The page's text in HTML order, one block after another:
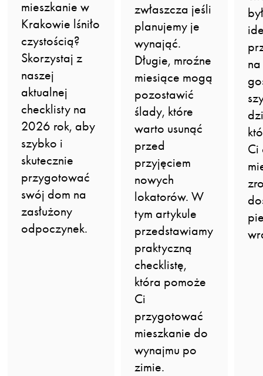
mieszkanie w
Krakowie lśniło
czystością?
Skorzystaj z
naszej
aktualnej
checklisty na
2026 rok, aby
szybko i
skutecznie
przygotować
swój dom na
zasłużony
odpoczynek.
zwłaszcza jeśli
planujemy je
wynająć.
Długie, mroźne
miesiące mogą
pozostawić
ślady, które
warto usunąć
przed
przyjęciem
nowych
lokatorów. W
tym artykule
przedstawiamy
praktyczną
checklistę,
która pomoże
Ci
przygotować
mieszkanie do
wynajmu po
zimie.
Ci